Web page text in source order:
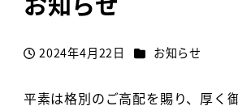
投稿日
2024年4月22日 カテゴリー
お知らせ
平素は格別のご高配を賜り、厚く